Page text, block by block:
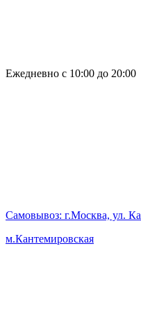
Ежедневно с 10:00 до 20:00
Самовывоз: г.Москва, ул.
м.Кантемировская